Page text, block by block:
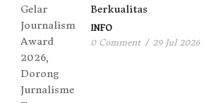
Berkualitas
INFO
0 Comment / 29 Jul 2026